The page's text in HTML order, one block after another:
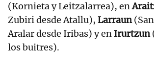
(Kornieta y Leitzalarrea), en
Zubiri desde Atallu), Larraun
Aralar desde Iribas) y en Irurtzun
los buitres).